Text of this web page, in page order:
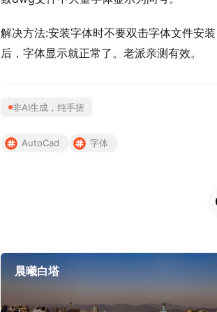
解决方法:安装字体时不要双击字体文件安
后，字体显示就正常了。老派亲测有效。
非AI生成，纯手搓
AutoCad 字体
晨曦白塔